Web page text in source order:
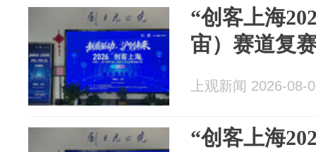
“创客上海
宙）赛道复
上观新闻 2026-08-
“创客上海